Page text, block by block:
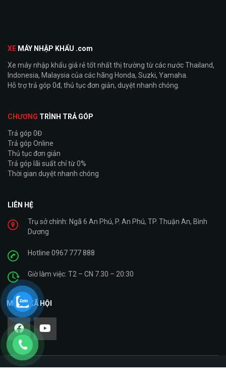
XE MÁY NHẬP KHẨU .com
Xe máy nhập khẩu giá rẻ tốt nhất thị trường từ các nước Thailand,
Indonesia, Malaysia của các hãng Honda, Suzki, Yamaha.
Hỗ trợ trả góp 0đ, thủ tục đơn giản, duyệt nhanh chóng.
CHƯƠNG TRÌNH TRẢ GÓP
Trả góp 0Đ
Trả góp Online
Thủ tục đơn giản
Trả góp lãi suất chỉ từ 0%
Thời gian duyệt nhanh chóng
LIÊN HỆ
Trụ sở chính: Ngã 6 An Phú, P. An Phú, TP. Thuận An, Bình
Dương
Hotline 0967 777 888
Giờ làm việc: T2 – CN 7.30 – 20:30
MẠNG XÃ HỘI